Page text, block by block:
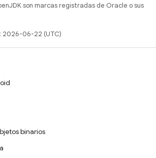
son marcas registradas de Oracle o sus
2026-06-22 (UTC)
binarios